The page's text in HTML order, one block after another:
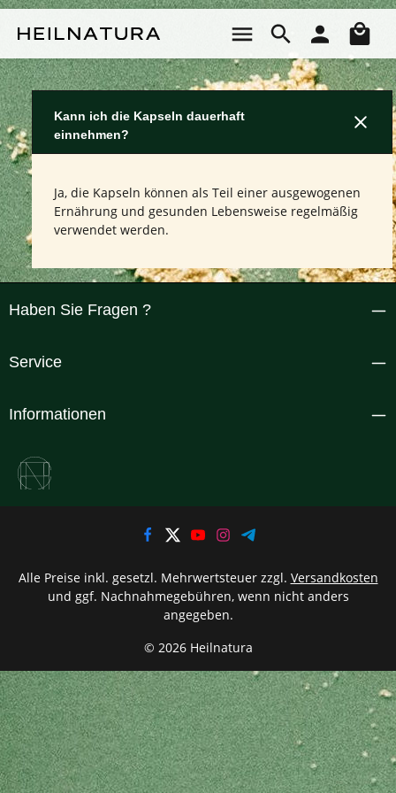
Kann ich die Kapseln dauerhaft
einnehmen?
Ja, die Kapseln können als Teil einer ausgewogenen
Ernährung und gesunden Lebensweise regelmäßig
verwendet werden.
Haben Sie Fragen ?
Service
Informationen
© 2026 Heilnatura
Alle Preise inkl. gesetzl. Mehrwertsteuer zzgl. Versandkosten
und ggf. Nachnahmegebühren, wenn nicht anders
angegeben.